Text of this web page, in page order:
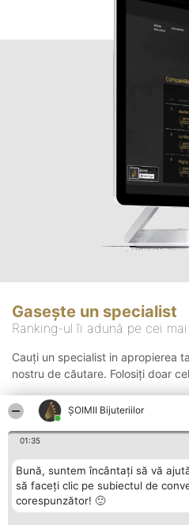
ŞOIMII Bijuteriilor
01:35
Bună, suntem încântați să vă
să faceți clic pe subiectul de
corespunzător! 🙂
Gasește un specialist
Ranking-ul îi adună pe cei
Cauți un specialist in apropierea
nostru de căutare. Folosiți doar